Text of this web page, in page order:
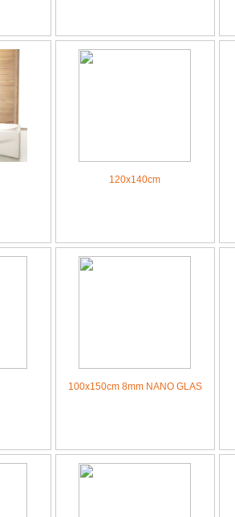
120x140cm
100x150cm 8mm NANO GLAS